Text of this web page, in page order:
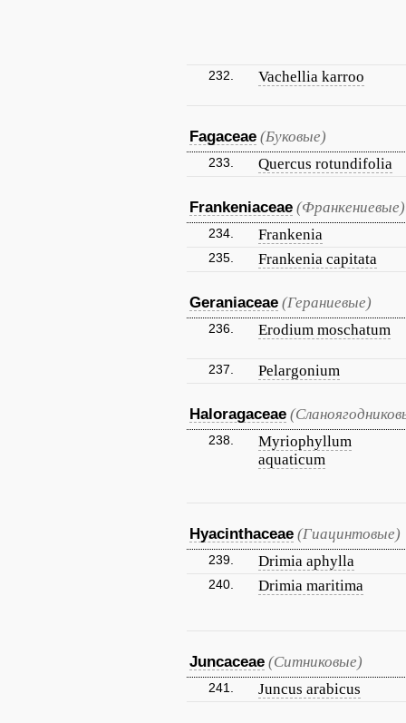
232. Vachellia karroo
Fagaceae (Буковые)
233. Quercus rotundifolia
Frankeniaceae (Франкениевые)
234. Frankenia
235. Frankenia capitata
Geraniaceae (Гераниевые)
236. Erodium moschatum
237. Pelargonium
Haloragaceae
238.
Myriophyllum
aquaticum
Hyacinthaceae (Гиацинтовые)
239. Drimia aphylla
240. Drimia maritima
Juncaceae (Ситниковые)
241. Juncus arabicus